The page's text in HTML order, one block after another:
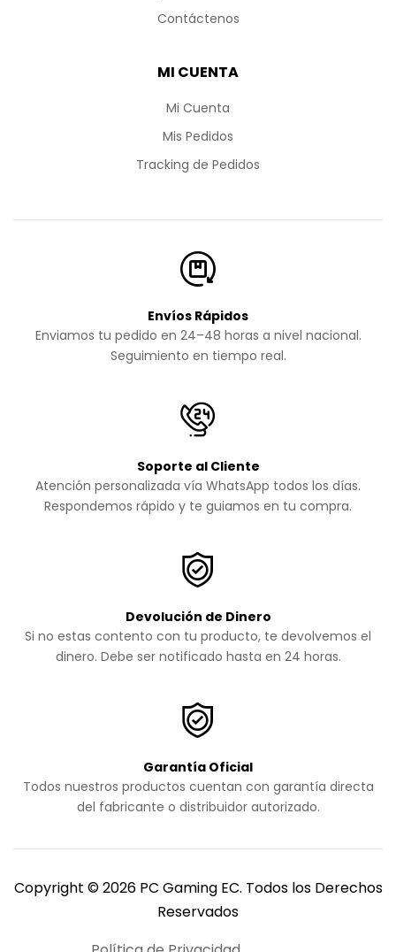
Contáctenos
MI CUENTA
Mi Cuenta
Mis Pedidos
Tracking de Pedidos
Envíos Rápidos
Enviamos tu pedido en 24–48 horas a nivel nacional.
Seguimiento en tiempo real.
Soporte al Cliente
Atención personalizada vía WhatsApp todos los días.
Respondemos rápido y te guiamos en tu compra.
Devolución de Dinero
Si no estas contento con tu producto, te devolvemos el
dinero. Debe ser notificado hasta en 24 horas.
Garantía Oficial
Todos nuestros productos cuentan con garantía directa
del fabricante o distribuidor autorizado.
Copyright © 2026 PC Gaming EC. Todos los Derechos
Reservados